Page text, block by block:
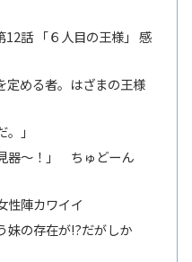
12話 「６人目の王様」 感
定める者。はざまの王様
」
器～！」 ちゅどーん
性陣カワイイ
妹の存在が!?だがしか